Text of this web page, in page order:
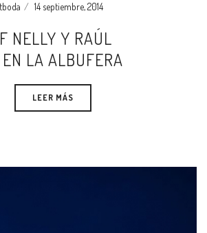
14 septiembre, 2014
NELLY Y RAÚL
LA ALBUFERA
LEER MÁS